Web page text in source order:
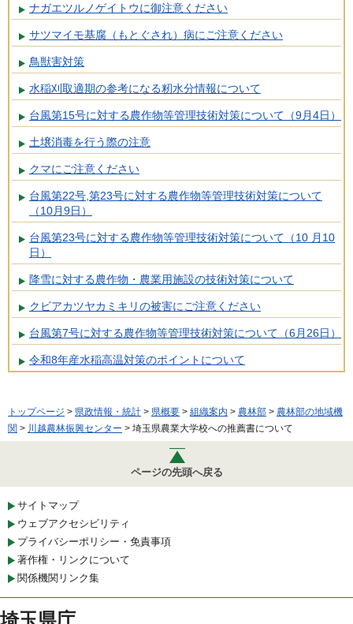
ナガエツルノゲイトウに御注意ください
サツマイモ基腐（もとぐされ）病にご注意ください
鳥獣害対策
水稲刈取適期の参考になる籾水分情報について
台風第15号に対する農作物等管理技術対策について（9月4日）
土壌消毒を行う際の注意
クマにご注意ください
台風第22号,第23号に対する農作物等管理技術対策について
（10月9日）
台風第23号に対する農作物等管理技術対策について（10 月10
日）
降雪に対する農作物・農業用施設の技術対策について
クビアカツヤカミキリの被害にご注意ください
台風第7号に対する農作物等管理技術対策について（6月26日）
令和8年産水稲高温対策のポイントについて
トップページ > 県政情報・統計 > 県概要 > 組織案内 > 農林部 > 農林部の地域機
関 > 川越農林振興センター > 埼玉県農業大学校への推薦書について
ページの先頭へ戻る
サイトマップ
ウェブアクセシビリティ
プライバシーポリシー・免責事項
著作権・リンクについて
関係機関リンク集